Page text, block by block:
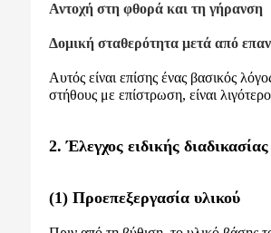
Αντοχή στη φθορά και τη γήρανση
Δομική σταθερότητα μετά από
Αυτός είναι επίσης ένας βασικός
στήθους με επίστρωση, είναι
2. Έλεγχος ειδικής
(1) Προεπεξεργασία υλικού